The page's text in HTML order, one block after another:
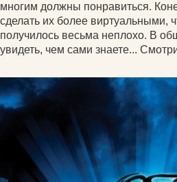
многим должны понравиться.
сделать их более виртуальными,
получилось весьма неплохо. В
увидеть, чем сами знаете...